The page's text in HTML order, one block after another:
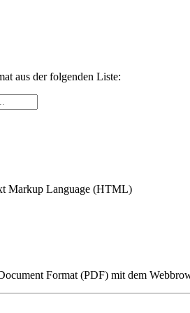
aus der folgenden Liste:
Markup Language (HTML)
Format (PDF) mit dem